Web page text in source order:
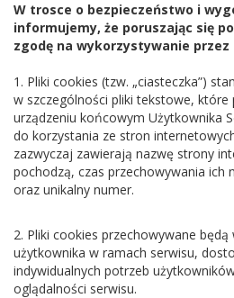
W trosce o bezpieczeństwo i
informujemy, że poruszając się
zgodę na wykorzystywanie
1. Pliki cookies (tzw. „ciasteczka”)
w szczególności pliki tekstowe, które
urządzeniu końcowym Użytkownika
do korzystania ze stron
zazwyczaj zawierają nazwę strony
pochodzą, czas przechowywania ich
oraz unikalny numer.
2. Pliki cookies przechowywane
użytkownika w ramach serwisu,
indywidualnych potrzeb
oglądalności serwisu.